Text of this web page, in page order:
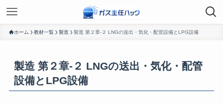
ホーム 教材一覧 製造 製造 第２章-２ LNGの送出・気化・配管設備とLPG設備
製造 第２章-２ LNGの送出・気化・配管
設備とLPG設備